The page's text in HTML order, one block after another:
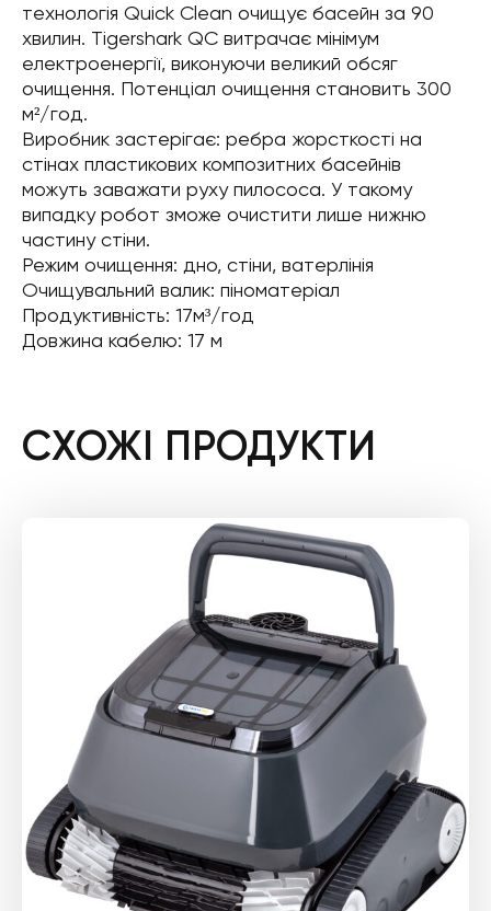
технологія Quick Clean очищує басейн за 90
хвилин. Tigershark QC витрачає мінімум
електроенергії, виконуючи великий обсяг
очищення. Потенціал очищення становить 300
м²/год.
Виробник застерігає: ребра жорсткості на
стінах пластикових композитних басейнів
можуть заважати руху пилососа. У такому
випадку робот зможе очистити лише нижню
частину стіни.
Режим очищення: дно, стіни, ватерлінія
Очищувальний валик: піноматеріал
Продуктивність: 17м³/год
Довжина кабелю: 17 м
СХОЖІ ПРОДУКТИ